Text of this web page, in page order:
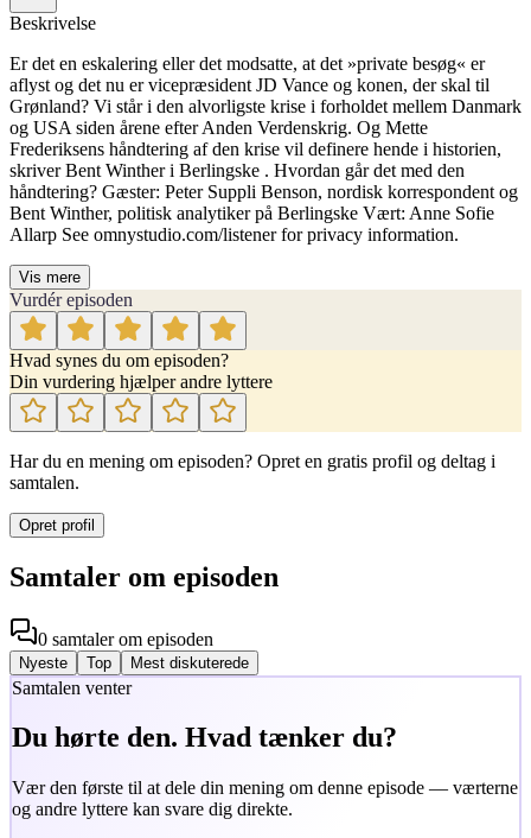
Beskrivelse
Er det en eskalering eller det modsatte, at det »private besøg« er
aflyst og det nu er vicepræsident JD Vance og konen, der skal til
Grønland? Vi står i den alvorligste krise i forholdet mellem Danmark
og USA siden årene efter Anden Verdenskrig. Og Mette
Frederiksens håndtering af den krise vil definere hende i historien,
skriver Bent Winther i Berlingske . Hvordan går det med den
håndtering? Gæster: Peter Suppli Benson, nordisk korrespondent og
Bent Winther, politisk analytiker på Berlingske Vært: Anne Sofie
Allarp See omnystudio.com/listener for privacy information.
Vis mere
Vurdér episoden
Hvad synes du om episoden?
Din vurdering hjælper andre lyttere
Har du en mening om episoden? Opret en gratis profil og deltag i
samtalen.
Opret profil
Samtaler om episoden
0 samtalerom episoden
Nyeste Top Mest diskuterede
Samtalen venter
Du hørte den. Hvad tænker du?
Vær den første til at dele din mening om denne episode — værterne
og andre lyttere kan svare dig direkte.